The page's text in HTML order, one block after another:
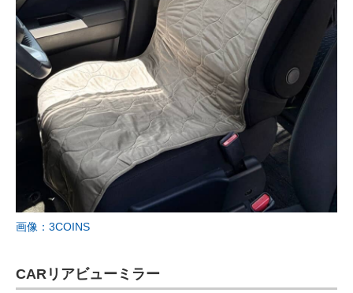
画像：3COINS
CARリアビューミラー